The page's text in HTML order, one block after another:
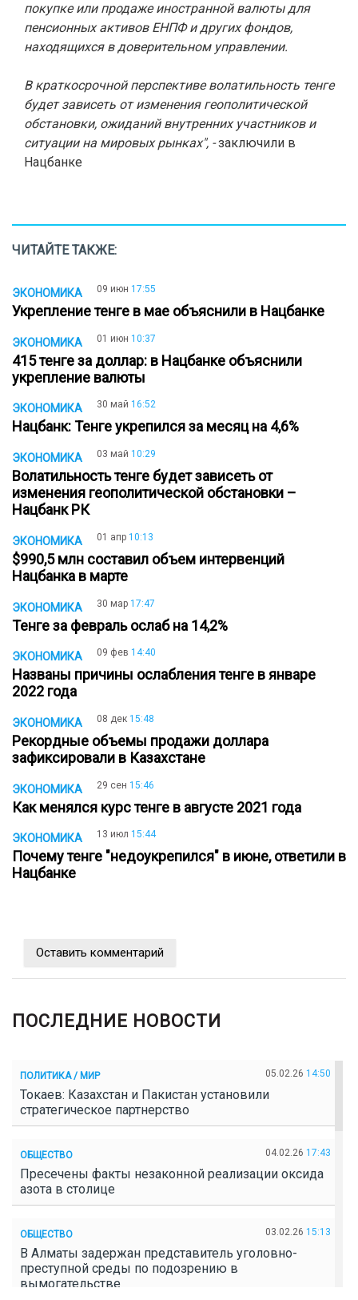
покупке или продаже иностранной валюты для
пенсионных активов ЕНПФ и других фондов,
находящихся в доверительном управлении.
В краткосрочной перспективе волатильность тенге
будет зависеть от изменения геополитической
обстановки, ожиданий внутренних участников и
ситуации на мировых рынках", -заключили в
Нацбанке
ЧИТАЙТЕ ТАКЖЕ:
ЭКОНОМИКА 09 июн 17:55
Укрепление тенге в мае объяснили в Нацбанке
ЭКОНОМИКА 01 июн 10:37
415 тенге за доллар: в Нацбанке объяснили
укрепление валюты
ЭКОНОМИКА 30 май 16:52
Нацбанк: Тенге укрепился за месяц на 4,6%
ЭКОНОМИКА 03 май 10:29
Волатильность тенге будет зависеть от
изменения геополитической обстановки –
Нацбанк РК
ЭКОНОМИКА 01 апр 10:13
$990,5 млн составил объем интервенций
Нацбанка в марте
ЭКОНОМИКА 30 мар 17:47
Тенге за февраль ослаб на 14,2%
ЭКОНОМИКА 09 фев 14:40
Названы причины ослабления тенге в январе
2022 года
ЭКОНОМИКА 08 дек 15:48
Рекордные объемы продажи доллара
зафиксировали в Казахстане
ЭКОНОМИКА 29 сен 15:46
Как менялся курс тенге в августе 2021 года
ЭКОНОМИКА 13 июл 15:44
Почему тенге "недоукрепился" в июне, ответили в
Нацбанке
Оставить комментарий
ПОСЛЕДНИЕ НОВОСТИ
ПОЛИТИКА / МИР 05.02.26 14:50
Токаев: Казахстан и Пакистан установили
стратегическое партнерство
ОБЩЕСТВО 04.02.26 17:43
Пресечены факты незаконной реализации оксида
азота в столице
ОБЩЕСТВО 03.02.26 15:13
В Алматы задержан представитель уголовно-
преступной среды по подозрению в
вымогательстве